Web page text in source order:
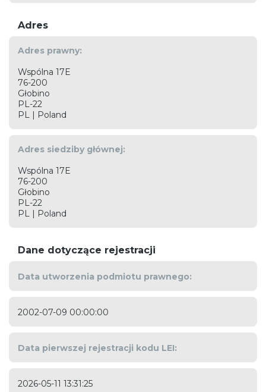
Adres
Adres prawny:
Wspólna 17E
76-200
Głobino
PL-22
PL | Poland
Adres siedziby głównej:
Wspólna 17E
76-200
Głobino
PL-22
PL | Poland
Dane dotyczące rejestracji
Data utworzenia podmiotu prawnego:
2002-07-09 00:00:00
Data pierwszej rejestracji kodu LEI:
2026-05-11 13:31:25